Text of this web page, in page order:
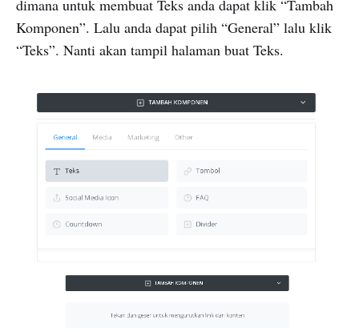
dimana untuk membuat Teks anda dapat klik “Tambah
Komponen”. Lalu anda dapat pilih “General” lalu klik
“Teks”. Nanti akan tampil halaman buat Teks.